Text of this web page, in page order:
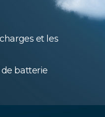
et les
batterie